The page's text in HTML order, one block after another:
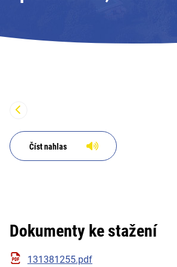
PRO TURISTY
Číst nahlas
Dokumenty ke stažení
131381255.pdf